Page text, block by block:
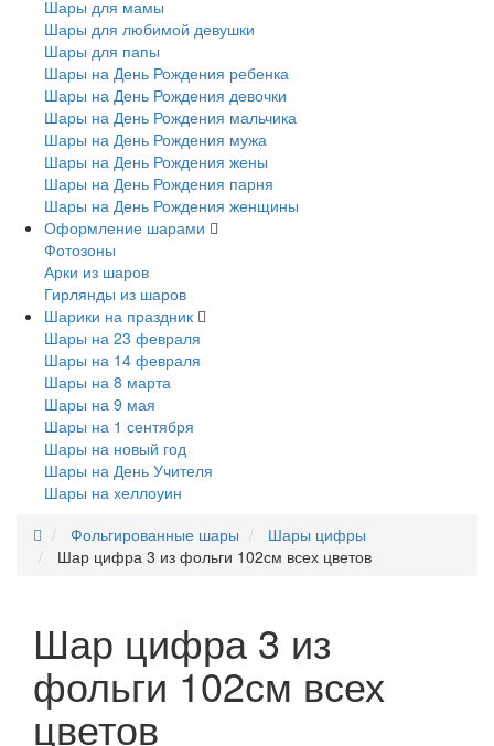
Шары для мамы
Шары для любимой девушки
Шары для папы
Шары на День Рождения ребенка
Шары на День Рождения девочки
Шары на День Рождения мальчика
Шары на День Рождения мужа
Шары на День Рождения жены
Шары на День Рождения парня
Шары на День Рождения женщины
Оформление шарами
Фотозоны
Арки из шаров
Гирлянды из шаров
Шарики на праздник
Шары на 23 февраля
Шары на 14 февраля
Шары на 8 марта
Шары на 9 мая
Шары на 1 сентября
Шары на новый год
Шары на День Учителя
Шары на хеллоуин
Фольгированные шары
Шары цифры
Шар цифра 3 из фольги 102см всех цветов
Шар цифра 3 из
фольги 102см всех
цветов